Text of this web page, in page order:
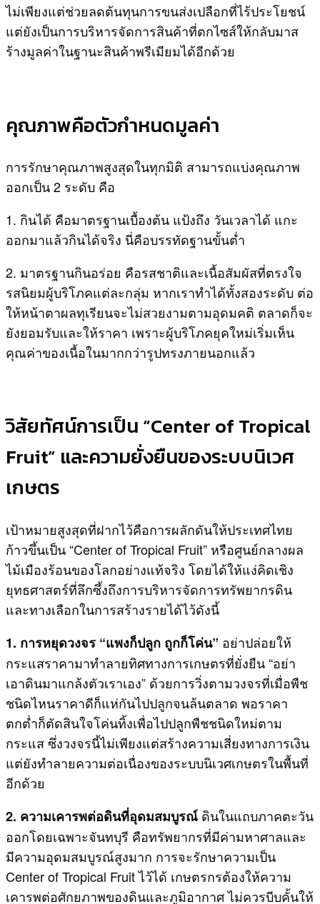
ไม่เพียงแต่ช่วยลดต้นทุนการขนส่งเปลือกที่ไร้ประโยชน์
แต่ยังเป็นการบริหารจัดการสินค้าที่ตกไซส์ให้กลับมาส
ร้างมูลค่าในฐานะสินค้าพรีเมียมได้อีกด้วย
คุณภาพคือตัวกำหนดมูลค่า
การรักษาคุณภาพสูงสุดในทุกมิติ สามารถแบ่งคุณภาพ
ออกเป็น 2 ระดับ คือ
1. กินได้ คือมาตรฐานเบื้องต้น แป้งถึง วันเวลาได้ แกะ
ออกมาแล้วกินได้จริง นี่คือบรรทัดฐานขั้นต่ำ
2. มาตรฐานกินอร่อย คือรสชาติและเนื้อสัมผัสที่ตรงใจ
รสนิยมผู้บริโภคแต่ละกลุ่ม หากเราทำได้ทั้งสองระดับ ต่อ
ให้หน้าตาผลทุเรียนจะไม่สวยงามตามอุดมคติ ตลาดก็จะ
ยังยอมรับและให้ราคา เพราะผู้บริโภคยุคใหม่เริ่มเห็น
คุณค่าของเนื้อในมากกว่ารูปทรงภายนอกแล้ว
วิสัยทัศน์การเป็น “Center of Tropical
Fruit” และความยั่งยืนของระบบนิเวศ
เกษตร
เป้าหมายสูงสุดที่ฝากไว้คือการผลักดันให้ประเทศไทย
ก้าวขึ้นเป็น “Center of Tropical Fruit” หรือศูนย์กลางผล
ไม้เมืองร้อนของโลกอย่างแท้จริง โดยได้ให้แง่คิดเชิง
ยุทธศาสตร์ที่ลึกซึ้งถึงการบริหารจัดการทรัพยากรดิน
และทางเลือกในการสร้างรายได้ไว้ดังนี้
1. การหยุดวงจร “แพงก็ปลูก ถูกก็โค่น” อย่าปล่อยให้
กระแสราคามาทำลายทิศทางการเกษตรที่ยั่งยืน “อย่า
เอาดินมาแกล้งตัวเราเอง” ด้วยการวิ่งตามวงจรที่เมื่อพืช
ชนิดไหนราคาดีก็แห่กันไปปลูกจนล้นตลาด พอราคา
ตกต่ำก็ตัดสินใจโค่นทิ้งเพื่อไปปลูกพืชชนิดใหม่ตาม
กระแส ซึ่งวงจรนี้ไม่เพียงแต่สร้างความเสี่ยงทางการเงิน
แต่ยังทำลายความต่อเนื่องของระบบนิเวศเกษตรในพื้นที่
อีกด้วย
2. ความเคารพต่อดินที่อุดมสมบูรณ์ ดินในแถบภาคตะวัน
ออกโดยเฉพาะจันทบุรี คือทรัพยากรที่มีค่ามหาศาลและ
มีความอุดมสมบูรณ์สูงมาก การจะรักษาความเป็น
Center of Tropical Fruit ไว้ได้ เกษตรกรต้องให้ความ
เคารพต่อศักยภาพของดินและภูมิอากาศ ไม่ควรบีบคั้นให้